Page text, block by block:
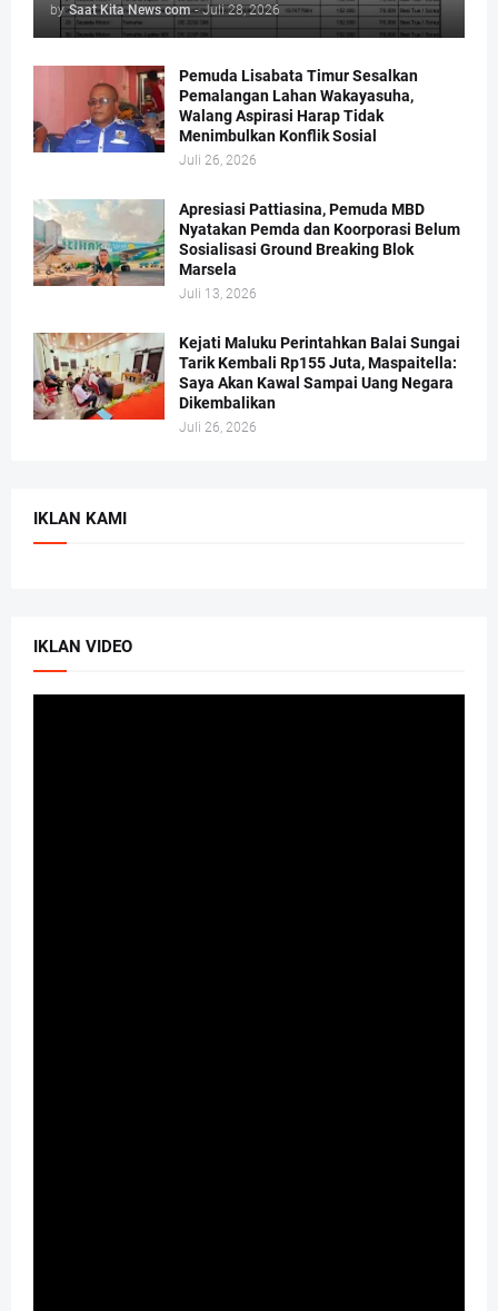
by Saat Kita News com - Juli 28, 2026
Pemuda Lisabata Timur Sesalkan
Pemalangan Lahan Wakayasuha,
Walang Aspirasi Harap Tidak
Menimbulkan Konflik Sosial
Juli 26, 2026
Apresiasi Pattiasina, Pemuda MBD
Nyatakan Pemda dan Koorporasi Belum
Sosialisasi Ground Breaking Blok
Marsela
Juli 13, 2026
Kejati Maluku Perintahkan Balai Sungai
Tarik Kembali Rp155 Juta, Maspaitella:
Saya Akan Kawal Sampai Uang Negara
Dikembalikan
Juli 26, 2026
IKLAN KAMI
IKLAN VIDEO